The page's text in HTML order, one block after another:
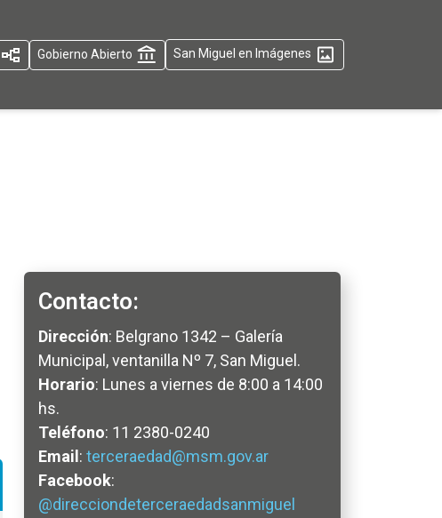
Gobierno Abierto San Miguel en Imágenes
Contacto:
Dirección: Belgrano 1342 – Galería
Municipal, ventanilla Nº 7, San Miguel.
Horario: Lunes a viernes de 8:00 a 14:00
hs.
Teléfono: 11 2380-0240
Email : terceraedad@msm.gov.ar
Facebook:
@direcciondeterceraedadsanmiguel